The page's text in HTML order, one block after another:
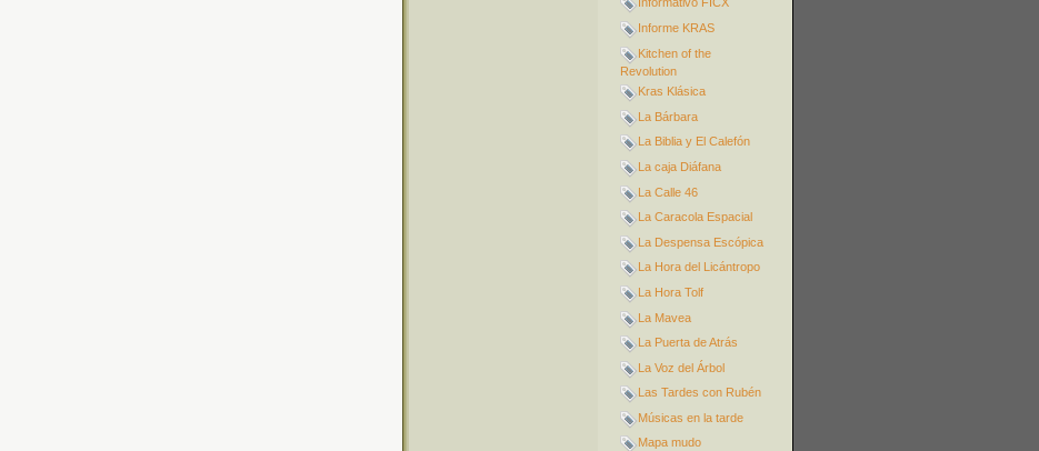
Informe KRAS
Kitchen of the
Revolution
Kras Klásica
La Bárbara
La Biblia y El Calefón
La caja Diáfana
La Calle 46
La Caracola Espacial
La Despensa Escópica
La Hora del Licántropo
La Hora Tolf
La Mavea
La Puerta de Atrás
La Voz del Árbol
Las Tardes con Rubén
Músicas en la tarde
Mapa mudo